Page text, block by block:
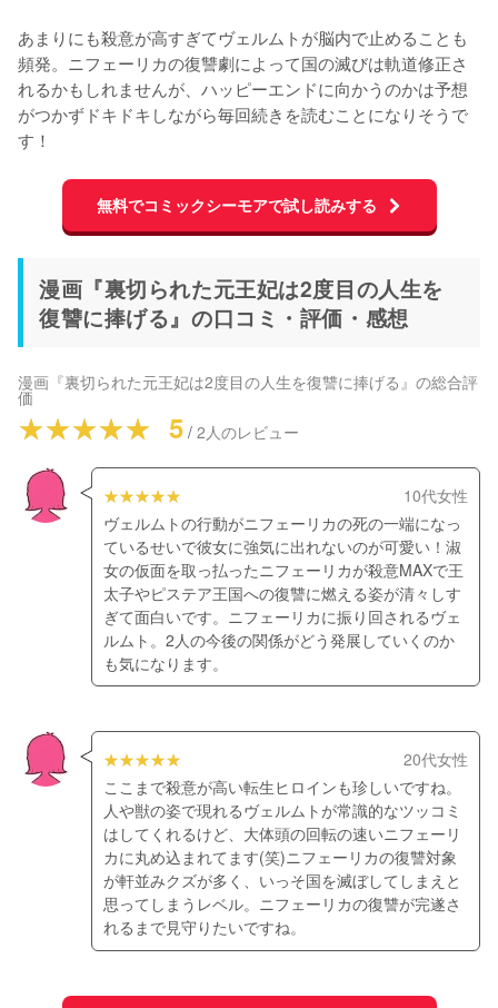
あまりにも殺意が高すぎてヴェルムトが脳内で止めることも
頻発。ニフェーリカの復讐劇によって国の滅びは軌道修正さ
れるかもしれませんが、ハッピーエンドに向かうのかは予想
がつかずドキドキしながら毎回続きを読むことになりそうで
す！
無料でコミックシーモアで試し読みする
漫画『裏切られた元王妃は2度目の人生を
復讐に捧げる』の口コミ・評価・感想
漫画『裏切られた元王妃は2度目の人生を復讐に捧げる』 の総合評
価
5 / 2人のレビュー
10代女性
ヴェルムトの行動がニフェーリカの死の一端になっ
ているせいで彼女に強気に出れないのが可愛い！淑
女の仮面を取っ払ったニフェーリカが殺意MAXで王
太子やピステア王国への復讐に燃える姿が清々しす
ぎて面白いです。ニフェーリカに振り回されるヴェ
ルムト。2人の今後の関係がどう発展していくのか
も気になります。
20代女性
ここまで殺意が高い転生ヒロインも珍しいですね。
人や獣の姿で現れるヴェルムトが常識的なツッコミ
はしてくれるけど、大体頭の回転の速いニフェーリ
カに丸め込まれてます(笑)ニフェーリカの復讐対象
が軒並みクズが多く、いっそ国を滅ぼしてしまえと
思ってしまうレベル。ニフェーリカの復讐が完遂さ
れるまで見守りたいですね。